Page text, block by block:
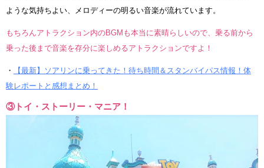
ような気持ちよい、メロディーの明るい音楽が流れています。
もちろんアトラクション内のBGMも本当に素晴らしいので、乗る前から
乗った後まで音楽を存分に楽しめるアトラクションですよ！
・
【最新】ソアリンに乗ってきた！待ち時間＆スタンバイパス情報！体
験レポートと感想まとめ！
③トイ・ストーリー・マニア！